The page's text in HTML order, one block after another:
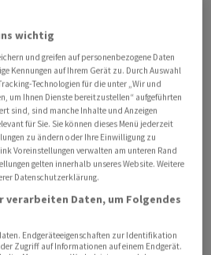
und Brasiliengeschäft. Die
des deutschen Mobilfunkers
Gesamtumsatz vonTelefonica
vom Dienstag um 3,8
Euro. Die Service-Erlöse
5,48 Milliarden Euro
sei der operative Gewinn um
Euro geschrumpft.
wichtig
und greifen auf personenbezogene Daten
Kennungen auf Ihrem Gerät zu. Durch Auswahl
Technologien für die unter „Wir und
um Ihnen Dienste bereitzustellen“ aufgeführten
sind, sind manche Inhalte und Anzeigen
für Sie. Sie können dieses Menü jederzeit
zu ändern oder Ihre Einwilligung zu
Voreinstellungen verwalten am unteren Rand
gelten innerhalb unseres Website. Weitere
Datenschutzerklärung.
verarbeiten Daten, um Folgendes
Endgeräteeigenschaften zur Identifikation
Zugriff auf Informationen auf einem Endgerät.